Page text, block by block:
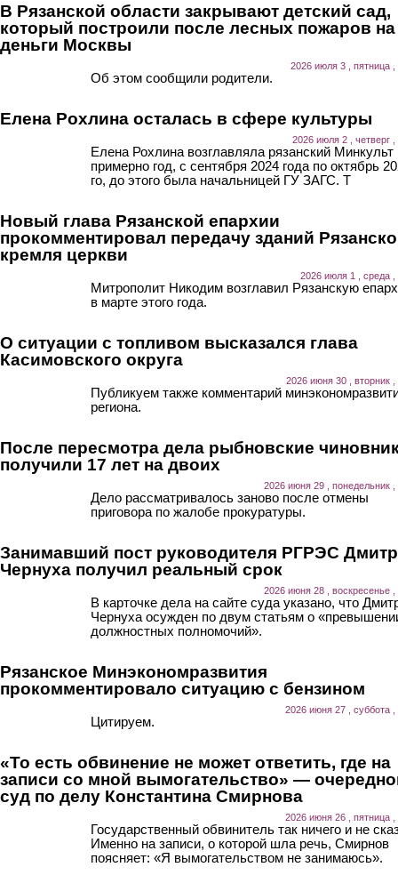
В Рязанской области закрывают детский сад,
который построили после лесных пожаров на
деньги Москвы
2026 июля 3 , пятница ,
Об этом сообщили родители.
Елена Рохлина осталась в сфере культуры
2026 июля 2 , четверг ,
Елена Рохлина возглавляла рязанский Минкульт
примерно год, с сентября 2024 года по октябрь
го, до этого была начальницей ГУ ЗАГС. Т
Новый глава Рязанской епархии
прокомментировал передачу зданий
кремля церкви
2026 июля 1 , среда ,
Митрополит Никодим возглавил Рязанскую
в марте этого года.
О ситуации с топливом высказался глава
Касимовского округа
2026 июня 30 , вторник ,
Публикуем также комментарий
региона.
После пересмотра дела рыбновские
получили 17 лет на двоих
2026 июня 29 , понедельник ,
Дело рассматривалось заново после отмены
приговора по жалобе прокуратуры.
Занимавший пост руководителя РГРЭС
Чернуха получил реальный срок
2026 июня 28 , воскресенье ,
В карточке дела на сайте суда указано, что
Чернуха осужден по двум статьям о
должностных полномочий».
Рязанское Минэкономразвития
прокомментировало ситуацию с бензином
2026 июня 27 , суббота ,
Цитируем.
«То есть обвинение не может ответить, где на
записи со мной вымогательство» —
суд по делу Константина Смирнова
2026 июня 26 , пятница ,
Государственный обвинитель так ничего и не
Именно на записи, о которой шла речь, Смирнов
поясняет: «Я вымогательством не занимаюсь».